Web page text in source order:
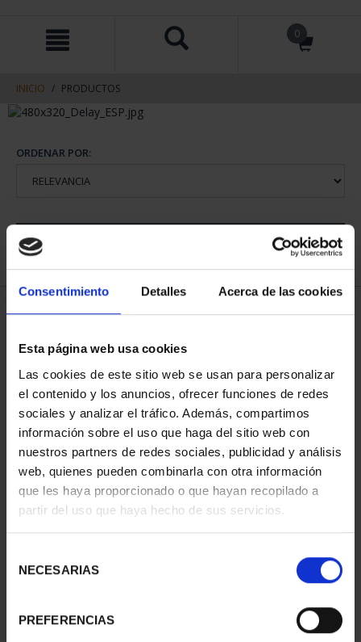
Consentimiento Detalles Acerca de las cookies
Esta página web usa cookies
Las cookies de este sitio web se usan para personalizar
el contenido y los anuncios, ofrecer funciones de redes
sociales y analizar el tráfico. Además, compartimos
información sobre el uso que haga del sitio web con
nuestros partners de redes sociales, publicidad y análisis
web, quienes pueden combinarla con otra información
que les haya proporcionado o que hayan recopilado a
partir del uso que haya hecho de sus servicios.
NECESARIAS
PREFERENCIAS
contenido
navegacin
0
INICIO PRODUCTOS
ORDENAR POR:
1 Productos encontrados
73,00 €